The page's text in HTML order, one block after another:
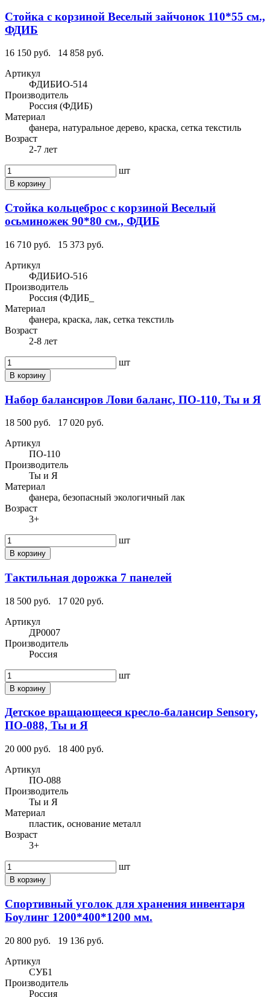
Стойка с корзиной Веселый зайчонок 110*55 см.,
ФДИБ
16 150 руб.
14 858 руб.
Артикул
ФДИБИО-514
Производитель
Россия (ФДИБ)
Материал
фанера, натуральное дерево, краска, сетка текстиль
Возраст
2-7 лет
шт
В корзину
Стойка кольцеброс с корзиной Веселый
осьминожек 90*80 см., ФДИБ
16 710 руб.
15 373 руб.
Артикул
ФДИБИО-516
Производитель
Россия (ФДИБ_
Материал
фанера, краска, лак, сетка текстиль
Возраст
2-8 лет
шт
В корзину
Набор балансиров Лови баланс, ПО-110, Ты и Я
18 500 руб.
17 020 руб.
Артикул
ПО-110
Производитель
Ты и Я
Материал
фанера, безопасный экологичный лак
Возраст
3+
шт
В корзину
Тактильная дорожка 7 панелей
18 500 руб.
17 020 руб.
Артикул
ДР0007
Производитель
Россия
шт
В корзину
Детское вращающееся кресло-балансир Sensory,
ПО-088, Ты и Я
20 000 руб.
18 400 руб.
Артикул
ПО-088
Производитель
Ты и Я
Материал
пластик, основание металл
Возраст
3+
шт
В корзину
Спортивный уголок для хранения инвентаря
Боулинг 1200*400*1200 мм.
20 800 руб.
19 136 руб.
Артикул
СУБ1
Производитель
Россия